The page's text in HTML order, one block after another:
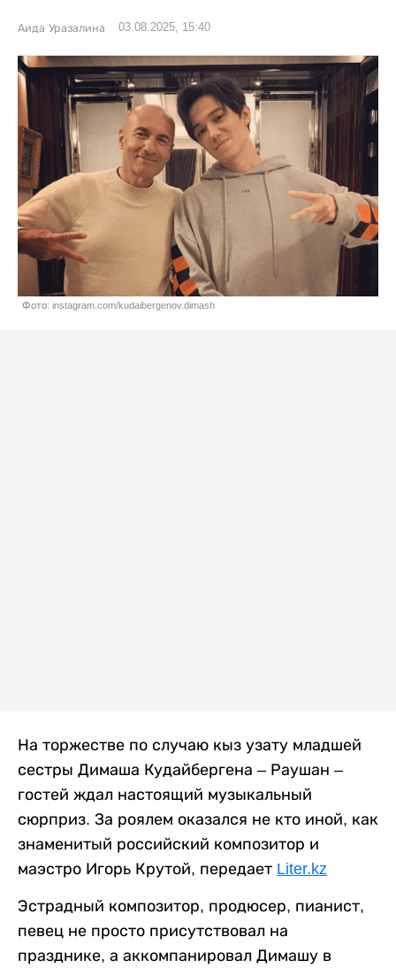
Аида Уразалина 03.08.2025, 15:40
Фото: instagram.com/kudaibergenov.dimash
На торжестве по случаю кыз узату младшей
сестры Димаша Кудайбергена – Раушан –
гостей ждал настоящий музыкальный
сюрприз. За роялем оказался не кто иной, как
знаменитый российский композитор и
маэстро Игорь Крутой, передает Liter.kz
Эстрадный композитор, продюсер, пианист,
певец не просто присутствовал на
празднике, а аккомпанировал Димашу в